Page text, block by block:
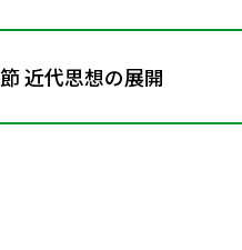
近代思想の展開